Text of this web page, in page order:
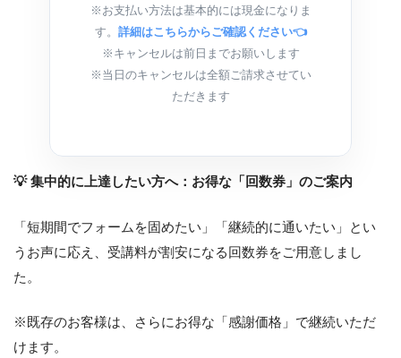
※お支払い方法は基本的には現金になりま
す。 詳細はこちらからご確認ください👈
※キャンセルは前日までお願いします
※当日のキャンセルは全額ご請求させてい
ただきます
💡 集中的に上達したい方へ：お得な「回数券」のご案内
「短期間でフォームを固めたい」「継続的に通いたい」とい
うお声に応え、受講料が割安になる回数券をご用意しまし
た。
※既存のお客様は、さらにお得な「感謝価格」で継続いただ
けます。